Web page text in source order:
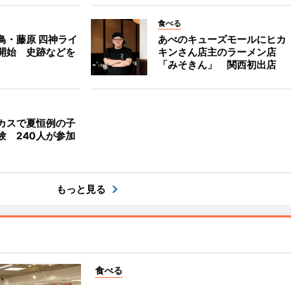
・藤原 四神ライ
始 史跡などを
食べる
あべのキューズモールにヒカ
キンさん店主のラーメン店
「みそきん」 関西初出店
スで夏恒例の子
240人が参加
もっと見る
食べる